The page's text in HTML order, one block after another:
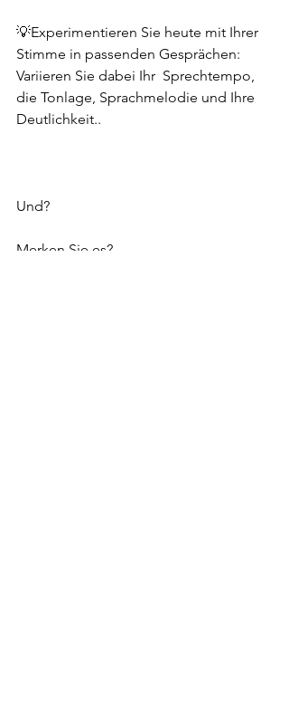
💡Experimentieren Sie heute mit Ihrer
Stimme in passenden Gesprächen:
Variieren Sie dabei Ihr  Sprechtempo,
die Tonlage, Sprachmelodie und Ihre
Deutlichkeit..
Und?
Merken Sie es?